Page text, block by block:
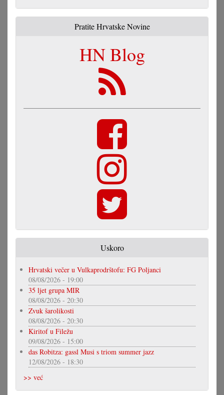
Pratite Hrvatske Novine
HN Blog
Uskoro
Hrvatski večer u Vulkaprodrštofu: FG Poljanci
08/08/2026 - 19:00
35 ljet grupa MIR
08/08/2026 - 20:30
Zvuk šarolikosti
08/08/2026 - 20:30
Kiritof u Filežu
09/08/2026 - 15:00
das Robitza: gassl Musi s triom summer jazz
12/08/2026 - 18:30
>> već